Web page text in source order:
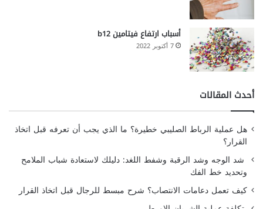
أسباب ارتفاع فيتامين b12
7 أكتوبر 2022
أحدث المقالات
هل عملية الرباط الصليبي خطيرة؟ ما الذي يجب أن تعرفه قبل اتخاذ
القرار؟
شد الوجه وشد الرقبة وشفط اللغد: دليلك لاستعادة شباب الملامح
وتحديد خط الفك
كيف تعمل دعامات الانتصاب؟ شرح مبسط للرجال قبل اتخاذ القرار